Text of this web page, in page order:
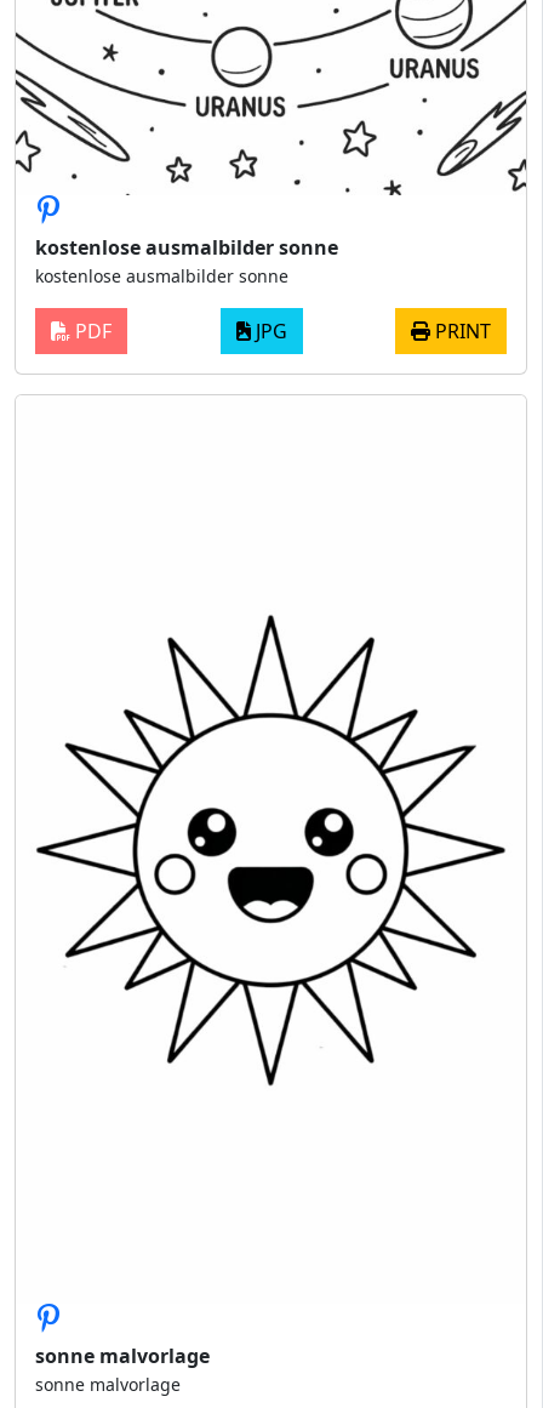
kostenlose ausmalbilder sonne
kostenlose ausmalbilder sonne
PDF JPG PRINT
sonne malvorlage
sonne malvorlage